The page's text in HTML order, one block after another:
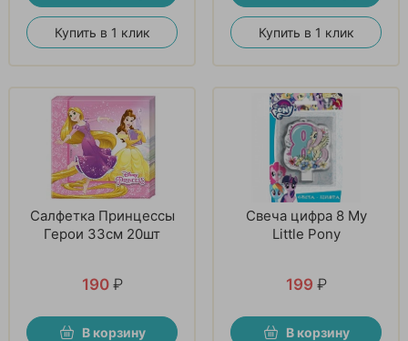
Купить в 1 клик Купить в 1 клик
Салфетка Принцессы
Герои 33см 20шт
190 ₽
В корзину
Свеча цифра 8 My
Little Pony
199 ₽
В корзину